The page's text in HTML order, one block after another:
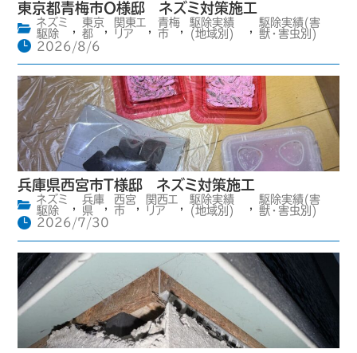
東京都青梅市O様邸 ネズミ対策施工
ネズミ
駆除
,
東京
都
,
関東エ
リア
,
青梅
市
,
駆除実績
(地域別)
,
駆除実績(害
獣・害虫別)
2026/8/6
兵庫県西宮市T様邸 ネズミ対策施工
ネズミ
駆除
,
兵庫
県
,
西宮
市
,
関西エ
リア
,
駆除実績
(地域別)
,
駆除実績(害
獣・害虫別)
2026/7/30